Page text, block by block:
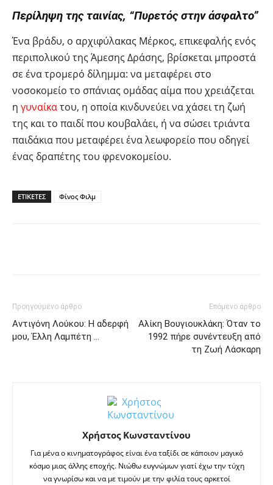
Περίληψη της ταινίας, “Πυρετός στην άσφαλτο”
Ένα βράδυ, ο αρχιφύλακας Μέρκος, επικεφαλής ενός
περιπολικού της Άμεσης Δράσης, βρίσκεται μπροστά
σε ένα τρομερό δίλημμα: να μεταφέρει στο
νοσοκομείο το σπάνιας ομάδας αίμα που χρειάζεται
η γυναίκατου, η οποία κινδυνεύει να χάσει τη ζωή
της και το παιδί που κουβαλάει, ή να σώσει τριάντα
παιδάκια που μεταφέρει ένα λεωφορείο που οδηγεί
ένας δραπέτης του φρενοκομείου.
ΕΤΙΚΕΤΕΣ Φίνος Φιλμ
Προηγούμενο άρθρο
Αντιγόνη Λούκου: Η αδερφή
μου, Έλλη Λαμπέτη …
Επόμενο άρθρο
Αλίκη Βουγιουκλάκη: Όταν το
1992 πήρε συνέντευξη από
τη Ζωή Λάσκαρη
Χρήστος Κωνσταντίνου
Για μένα ο κινηματογράφος είναι ένα ταξίδι σε κάποιον μαγικό
κόσμο μιας άλλης εποχής. Νιώθω ευγνώμων γιατί έχω την τύχη
να γνωρίσω και να με τιμούν με την φιλία τους αρκετοί